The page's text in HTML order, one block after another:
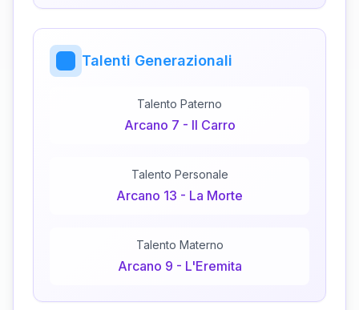
Talenti Generazionali
Talento Paterno
Arcano 7 - Il Carro
Talento Personale
Arcano 13 - La Morte
Talento Materno
Arcano 9 - L'Eremita